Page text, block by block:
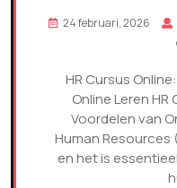
24 februari, 2026
HR Cursus
Online Leren
Voordelen van
Human
en het is